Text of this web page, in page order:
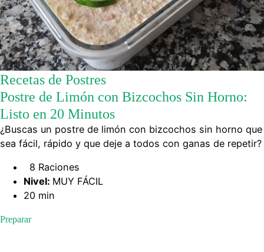
Recetas de Postres
Postre de Limón con Bizcochos Sin Horno:
Listo en 20 Minutos
¿Buscas un postre de limón con bizcochos sin horno que
sea fácil, rápido y que deje a todos con ganas de repetir?
8 Raciones
Nivel: MUY FÁCIL
20 min
Preparar